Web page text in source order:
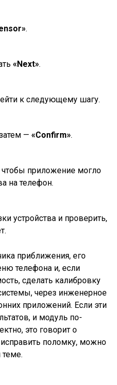
.
«Next».
к следующему шагу.
—«Confirm».
чтобы приложение могло
на телефон.
устройства и проверить,
приближения, его
телефона и, если
сделать калибровку
через инженерное
приложений. Если эти
и модуль по-
это говорит о
исправить поломку, можно
теме.